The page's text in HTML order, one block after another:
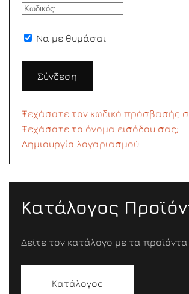
Να με θυμάσαι
Σύνδεση
Ξεχάσατε τον κωδικό πρόσβασής
Ξεχάσατε το όνομα εισόδου σας;
Δημιουργία λογαριασμού
Κατάλογος
Δείτε τον κατάλογο με τα
Κατάλογος